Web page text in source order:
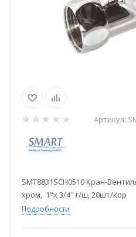
Артикул:
SMT8831SCH0510 Кран-
хром, 1"х 3/4" г/ш, 20шт/кор
Подробности